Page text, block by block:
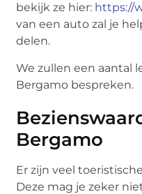
bekijk ze hier: https://
van een auto zal je
delen.
We zullen een aantal
Bergamo bespreken.
Bergamo
Er zijn veel
Deze mag je zeker